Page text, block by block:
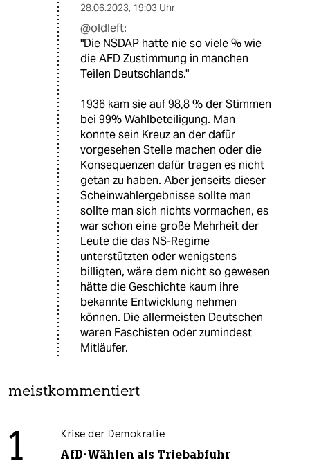
28.06.2023, 19:03 Uhr
@oldleft:
"Die NSDAP hatte nie so viele % wie
die AFD Zustimmung in manchen
Teilen Deutschlands."
1936 kam sie auf 98,8 % der Stimmen
bei 99% Wahlbeteiligung. Man
konnte sein Kreuz an der dafür
vorgesehen Stelle machen oder die
Konsequenzen dafür tragen es nicht
getan zu haben. Aber jenseits dieser
Scheinwahlergebnisse sollte man
sollte man sich nichts vormachen, es
war schon eine große Mehrheit der
Leute die das NS-Regime
unterstützten oder wenigstens
billigten, wäre dem nicht so gewesen
hätte die Geschichte kaum ihre
bekannte Entwicklung nehmen
können. Die allermeisten Deutschen
waren Faschisten oder zumindest
Mitläufer.
meistkommentiert
1 Krise der Demokratie
AfD-Wählen als Triebabfuhr